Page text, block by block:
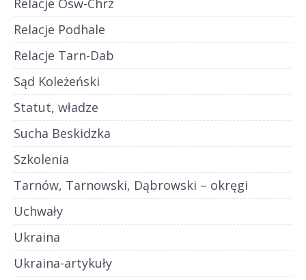
Relacje Osw-Chrz
Relacje Podhale
Relacje Tarn-Dab
Sąd Koleżeński
Statut, władze
Sucha Beskidzka
Szkolenia
Tarnów, Tarnowski, Dąbrowski – okręgi
Uchwały
Ukraina
Ukraina-artykuły